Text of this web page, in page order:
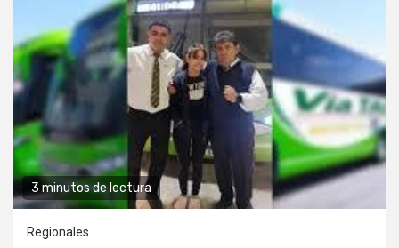
3 minutos de lectura
Regionales